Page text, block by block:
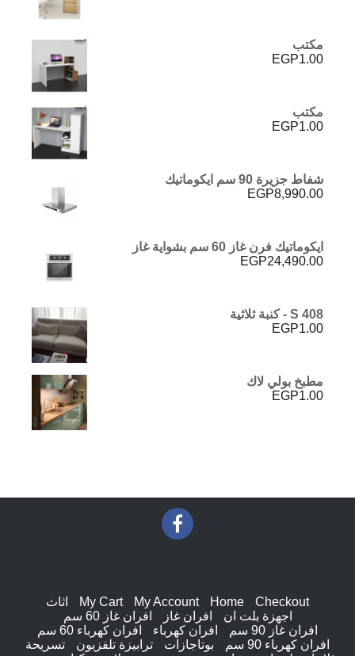
مكتب
EGP1.00
مكتب
EGP1.00
شفاط جزيرة 90 سم ايكوماتيك
EGP8,990.00
ايكوماتيك فرن غاز 60 سم بشواية غاز
EGP24,490.00
S 408 - كنبة ثلاثية
EGP1.00
مطبخ بولي لاك
EGP1.00
Checkout
Home
My Account
My Cart
اثاث
اجهزة بلت ان
افران غاز
افران غاز 60 سم
افران غاز 90 سم
افران كهرباء
افران كهرباء 60 سم
افران كهرباء 90 سم
بوتاجازات ترابيزة تلفزيون
تسريحة